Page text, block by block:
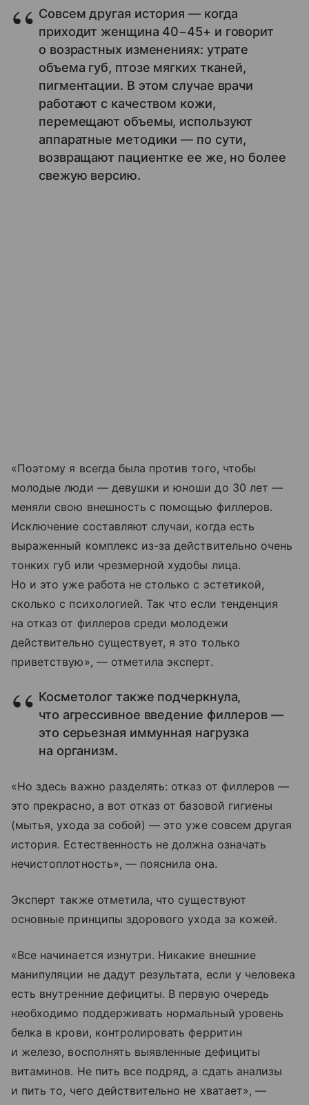
Совсем другая история — когда
приходит женщина 40−45+ и говорит
о возрастных изменениях: утрате
объема губ, птозе мягких тканей,
пигментации. В этом случае врачи
работают с качеством кожи,
перемещают объемы, используют
аппаратные методики — по сути,
возвращают пациентке ее же, но более
свежую версию.
«Поэтому я всегда была против того, чтобы
молодые люди — девушки и юноши до 30 лет —
меняли свою внешность с помощью филлеров.
Исключение составляют случаи, когда есть
выраженный комплекс из-за действительно очень
тонких губ или чрезмерной худобы лица.
Но и это уже работа не столько с эстетикой,
сколько с психологией. Так что если тенденция
на отказ от филлеров среди молодежи
действительно существует, я это только
приветствую», — отметила эксперт.
Косметолог также подчеркнула,
что агрессивное введение филлеров —
это серьезная иммунная нагрузка
на организм.
«Но здесь важно разделять: отказ от филлеров —
это прекрасно, а вот отказ от базовой гигиены
(мытья, ухода за собой) — это уже совсем другая
история. Естественность не должна означать
нечистоплотность», — пояснила она.
Эксперт также отметила, что существуют
основные принципы здорового ухода за кожей.
«Все начинается изнутри. Никакие внешние
манипуляции не дадут результата, если у человека
есть внутренние дефициты. В первую очередь
необходимо поддерживать нормальный уровень
белка в крови, контролировать ферритин
и железо, восполнять выявленные дефициты
витаминов. Не пить все подряд, а сдать анализы
и пить то, чего действительно не хватает», —